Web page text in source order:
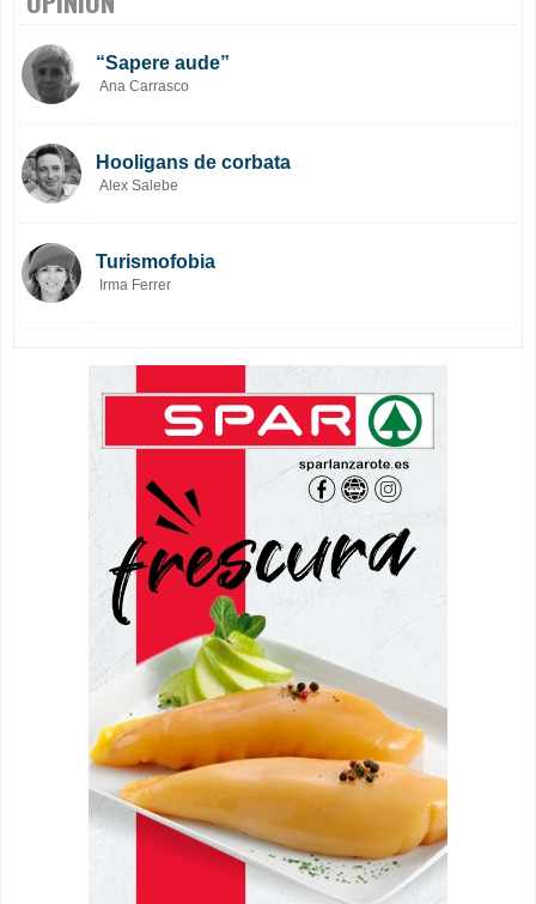
“Sapere aude”
Ana Carrasco
Hooligans de corbata
Alex Salebe
Turismofobia
Irma Ferrer